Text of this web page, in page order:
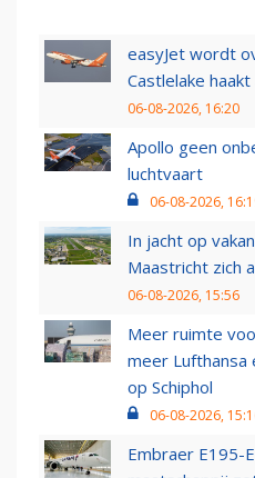
easyJet wordt
Castlelake haakt
06-08-2026, 16:20
Apollo geen
luchtvaart
06-08-2026,
In jacht op
Maastricht zich
06-08-2026, 15:56
Meer ruimte
meer Lufthansa
op Schiphol
06-08-2026,
Embraer E195-